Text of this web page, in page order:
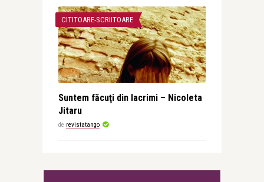
CITITOARE-SCRIITOARE
Suntem făcuţi din lacrimi – Nicoleta
Jitaru
de revistatango